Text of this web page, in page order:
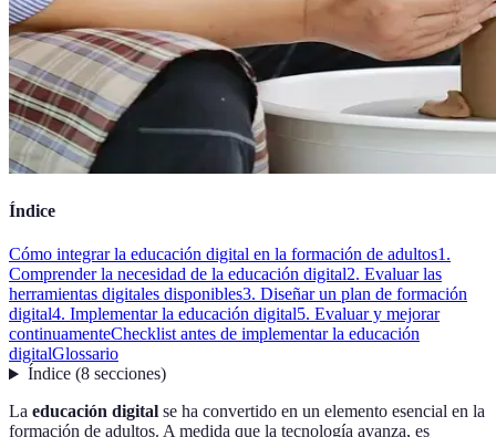
Índice
Cómo integrar la educación digital en la formación de adultos1.
Comprender la necesidad de la educación digital2. Evaluar las
herramientas digitales disponibles3. Diseñar un plan de formación
digital4. Implementar la educación digital5. Evaluar y mejorar
continuamenteChecklist antes de implementar la educación
digitalGlossario
Índice(8 secciones)
La educación digital se ha convertido en un elemento esencial en la
formación de adultos. A medida que la tecnología avanza, es